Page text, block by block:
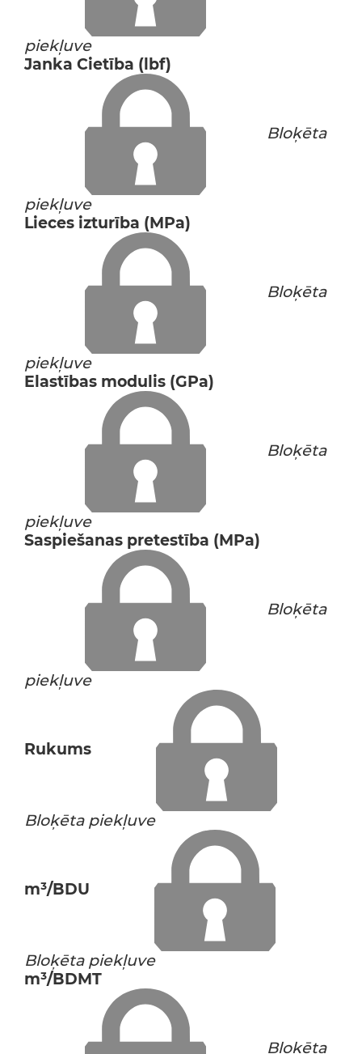
piekļuve
Janka Cietība (lbf)
Bloķēta
piekļuve
Lieces izturība (MPa)
Bloķēta
piekļuve
Elastības modulis (GPa)
Bloķēta
piekļuve
Saspiešanas pretestība (MPa)
Bloķēta
piekļuve
Rukums
Bloķēta piekļuve
m³/BDU
Bloķēta piekļuve
m³/BDMT
Bloķēta